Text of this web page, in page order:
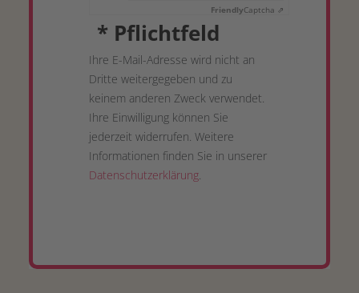
FriendlyCaptcha ⇗
* Pflichtfeld
Ihre E-Mail-Adresse wird nicht an
Dritte weitergegeben und zu
keinem anderen Zweck verwendet.
Ihre Einwilligung können Sie
jederzeit widerrufen. Weitere
Informationen finden Sie in unserer
Datenschutzerklärung.